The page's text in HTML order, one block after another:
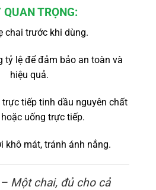
QUAN TRỌNG:
chai trước khi dùng.
tỷ lệ để đảm bảo an toàn và
hiệu quả.
trực tiếp tinh dầu nguyên chất
uống trực tiếp.
khô mát, tránh ánh nắng.
– Một chai, đủ cho cả